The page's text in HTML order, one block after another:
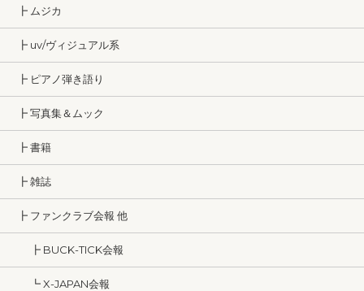
┣ ムジカ
┣ uv/ヴィジュアル系
┣ ピアノ弾き語り
┣ 写真集＆ムック
┣ 書籍
┣ 雑誌
┣ ファンクラブ会報 他
┣ BUCK-TICK会報
┗ X-JAPAN会報